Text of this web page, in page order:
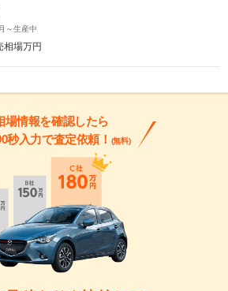
～生産中
相場万円
場情報を確認したら
秒入力で査定依頼！ (無料)